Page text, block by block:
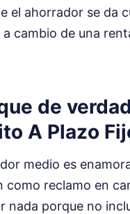
el ahorrador se da
cambio de una
de
A Plazo
medio es
reclamo en
porque no